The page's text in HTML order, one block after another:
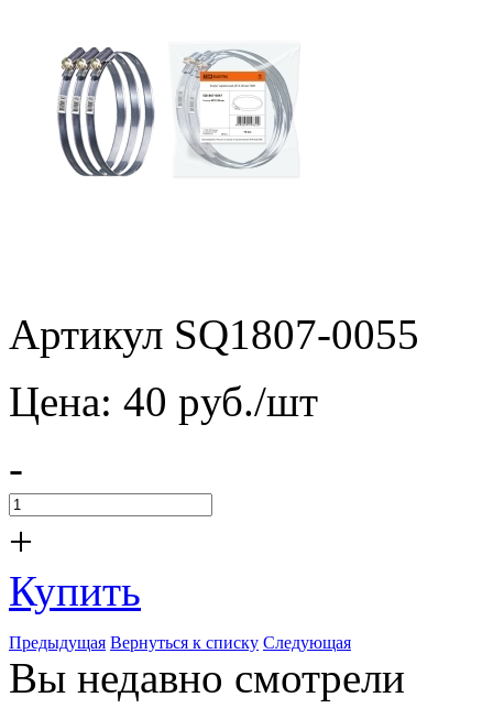
Артикул SQ1807-0055
Цена: 40 pуб./шт
-
+
Купить
Предыдущая Вернуться к списку Следующая
Вы недавно смотрели